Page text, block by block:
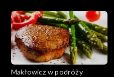
Makłowicz w podróży